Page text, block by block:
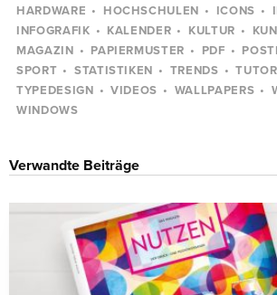
HARDWARE
HOCHSCHULEN ICONS
INFOGRAFIK
KALENDER KULTUR
MAGAZIN
PAPIERMUSTER PDF
SPORT
STATISTIKEN TRENDS
TYPEDESIGN
VIDEOS WALLPAPERS
WINDOWS
Verwandte Beiträge